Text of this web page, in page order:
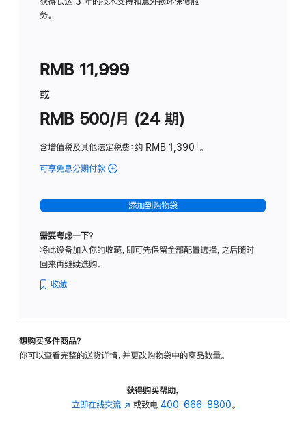
务。
RMB 11,999
或
RMB 500/月 (24 期)
含增值税及其他法定税费：约 RMB 1,390脚
‡。
可享免息分期付款 (Studio
-
标
璃
转
的
添加到购物袋
需要考虑一下？
将此设备加入你的收藏，即可先保留全部配置选择，之后随时
回来再继续选购。
收藏
想购买多件商品？
你可以查看完整的送货详情，并更改购物袋中的商品数量。
获得购买帮助，
立即在线交流 (在 或致电 400-666-8800。